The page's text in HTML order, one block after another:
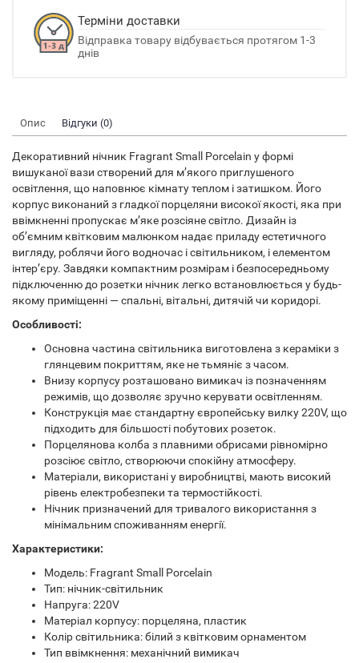
Терміни доставки
Відправка товару відбувається протягом 1-3
днів
Опис Відгуки (0)
Декоративний нічник Fragrant Small Porcelain у формі
вишуканої вази створений для м’якого приглушеного
освітлення, що наповнює кімнату теплом і затишком. Його
корпус виконаний з гладкої порцеляни високої якості, яка при
ввімкненні пропускає м’яке розсіяне світло. Дизайн із
об’ємним квітковим малюнком надає приладу естетичного
вигляду, роблячи його водночас і світильником, і елементом
інтер’єру. Завдяки компактним розмірам і безпосередньому
підключенню до розетки нічник легко встановлюється у будь-
якому приміщенні — спальні, вітальні, дитячій чи коридорі.
Особливості:
Основна частина світильника виготовлена з кераміки з
глянцевим покриттям, яке не тьмяніє з часом.
Внизу корпусу розташовано вимикач із позначенням
режимів, що дозволяє зручно керувати освітленням.
Конструкція має стандартну європейську вилку 220V, що
підходить для більшості побутових розеток.
Порцелянова колба з плавними обрисами рівномірно
розсіює світло, створюючи спокійну атмосферу.
Матеріали, використані у виробництві, мають високий
рівень електробезпеки та термостійкості.
Нічник призначений для тривалого використання з
мінімальним споживанням енергії.
Характеристики:
Модель: Fragrant Small Porcelain
Тип: нічник-світильник
Напруга: 220V
Матеріал корпусу: порцеляна, пластик
Колір світильника: білий з квітковим орнаментом
Тип ввімкнення: механічний вимикач